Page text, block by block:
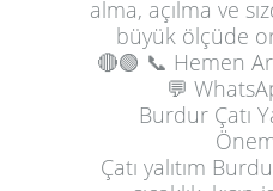
alma, açılma ve
büyük ölçüde
🔴🟢 📞 Hemen
💬
Burdur Çatı
Çatı yalıtım